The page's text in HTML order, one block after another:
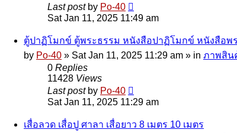
Last post by Po-40
Sat Jan 11, 2025 11:49 am
ตู้ปาฏิโมกข์ ตู้พระธรรม หนังสือปาฏิโมกข์ หนังสือพ
by Po-40 » Sat Jan 11, 2025 11:29 am » in ภาพสิน
0 Replies
11428 Views
Last post by Po-40
Sat Jan 11, 2025 11:29 am
เสื่อลวด เสื่อปู ศาลา เสื่อยาว 8 เมตร 10 เมตร